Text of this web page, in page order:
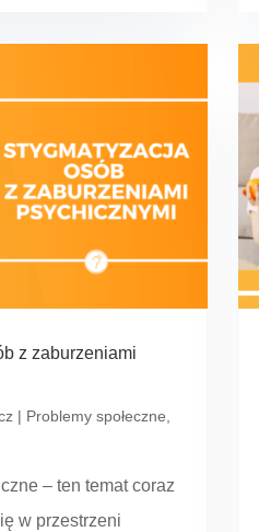
z zaburzeniami
| Problemy społeczne
– ten temat coraz
w przestrzeni